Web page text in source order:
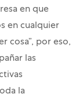
en que
en cualquier
cosa”, por eso,
las
la